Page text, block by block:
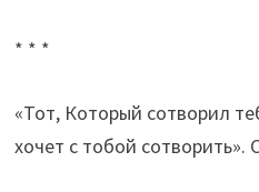
* * *
«Тот, Который сотворил
хочет с тобой